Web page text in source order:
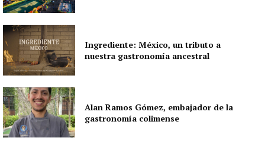
Ingrediente: México, un tributo a
nuestra gastronomía ancestral
Alan Ramos Gómez, embajador de la
gastronomía colimense